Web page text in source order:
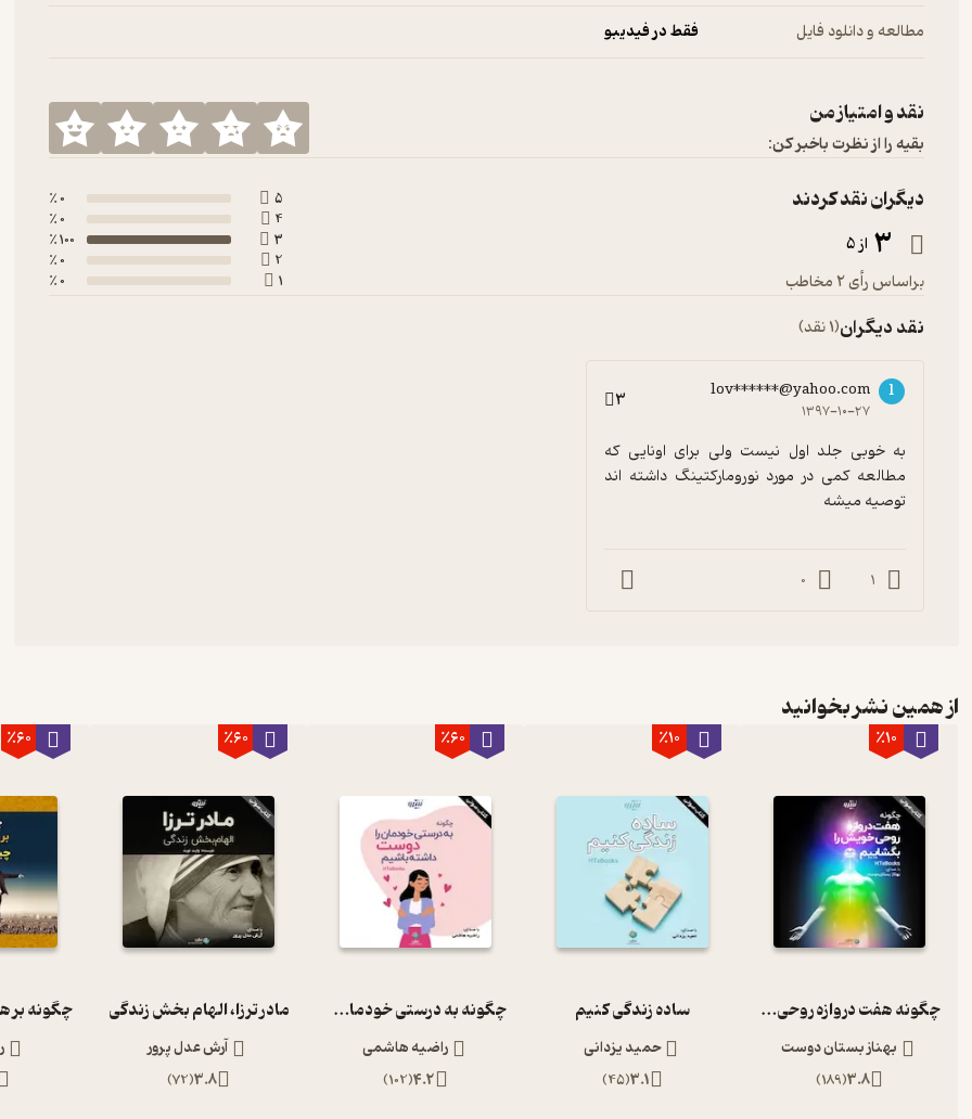
مطالعه و دانلود فایل فقط در فیدیبو
نقد و امتیاز من
بقیه را از نظرت باخبر کن:
دیگران نقد کردند
3 از 5
براساس رأی 2 مخاطب
5
0 ٪
4
0 ٪
3
100 ٪
2
0 ٪
1
0 ٪
نقد دیگران(1 نقد)
l
lov******@yahoo.com
۱۳۹۷-۱۰-۲۷ 3
توصیه میشه
1
0
از همین نشر بخوانید
٪10
چگونه هفت دروازه روحی خویش را بگشاییم؟
بهناز بستان دوست
3.8
(
189
)
٪10
ساده زندگی کنیم
حمید یزدانی
3.1
(
45
)
٪60
چگونه به درستی خودمان را دوست داشته باشیم؟
راضیه هاشمی
4.2
(
102
)
٪60
مادر ترزا، الهام بخش زندگی
آرش عدل پرور
3.8
(
72
)
٪60